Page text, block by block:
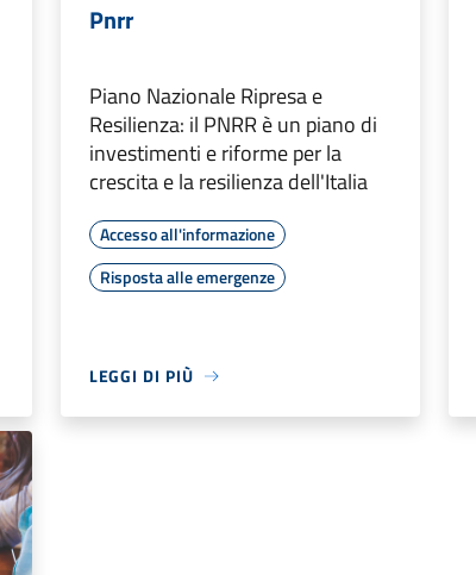
Pnrr
Piano Nazionale Ripresa e
Resilienza: il PNRR è un piano di
investimenti e riforme per la
crescita e la resilienza dell'Italia
Accesso all'informazione
Risposta alle emergenze
LEGGI DI PIÙ